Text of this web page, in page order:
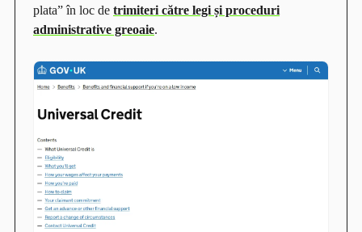
plata” în loc de trimiteri către legi și proceduri
administrative greoaie.